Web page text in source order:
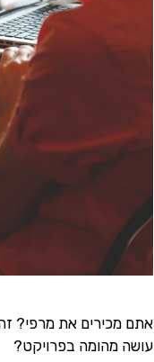
אתם מכירים את מרפי?
עושה מהומה בפרויקט?